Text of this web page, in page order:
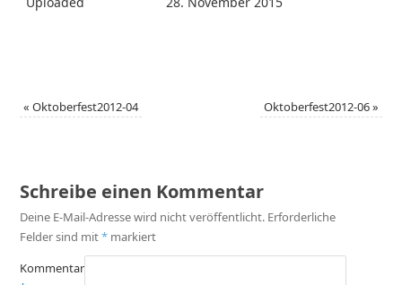
« Oktoberfest2012-04 Oktoberfest2012-06»
Schreibe einen Kommentar
Deine E-Mail-Adresse wird nicht veröffentlicht. Erforderliche
Felder sind mit*markiert
Kommentar